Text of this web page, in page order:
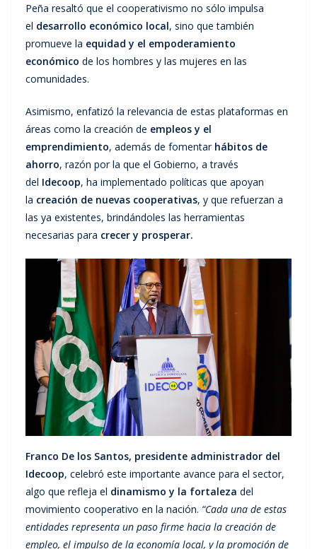
Peña resaltó que el cooperativismo no sólo impulsa
el desarrollo económico local, sino que también
promueve la equidad y el empoderamiento
económico de los hombres y las mujeres en las
comunidades.
Asimismo, enfatizó la relevancia de estas plataformas en
áreas como la creación de empleos y el
emprendimiento, además de fomentar hábitos de
ahorro, razón por la que el Gobierno, a través
del Idecoop, ha implementado políticas que apoyan
la creación de nuevas cooperativas, y que refuerzan a
las ya existentes, brindándoles las herramientas
necesarias para crecer y prosperar.
Franco De los Santos, presidente administrador del
Idecoop, celebró este importante avance para el sector,
algo que refleja el dinamismo y la fortaleza del
movimiento cooperativo en la nación. “Cada una de estas
entidades representa un paso firme hacia la creación de
empleo, el impulso de la economía local, y la promoción de